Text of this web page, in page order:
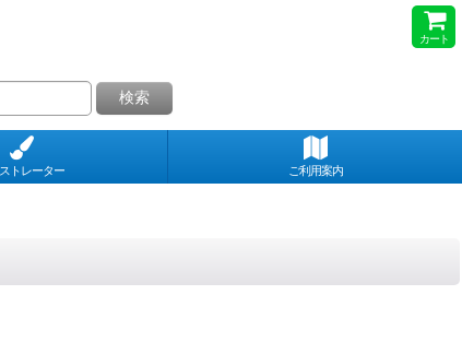
カート
検索
トレーター ご利用案内